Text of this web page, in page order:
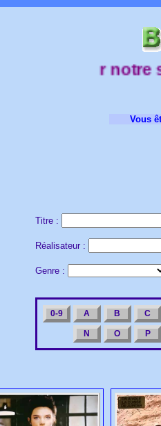
sur notre
Vous
Titre :
Réalisateur :
Genre :
0-9 A B C
N O P